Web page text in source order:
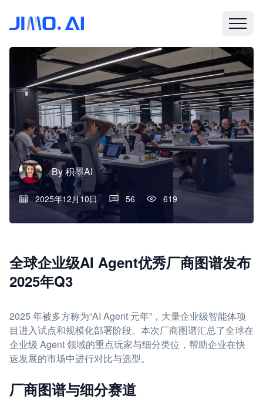
By积墨AI
2025年12月10日 56 619
全球企业级AI Agent优秀厂商图谱发布
2025年Q3
2025 年被多方称为“AI Agent 元年”，大量企业级智能体项
目进入试点和规模化部署阶段。本次厂商图谱汇总了全球在
企业级 Agent 领域的重点玩家与细分类位，帮助企业在快
速发展的市场中进行对比与选型。
厂商图谱与细分赛道